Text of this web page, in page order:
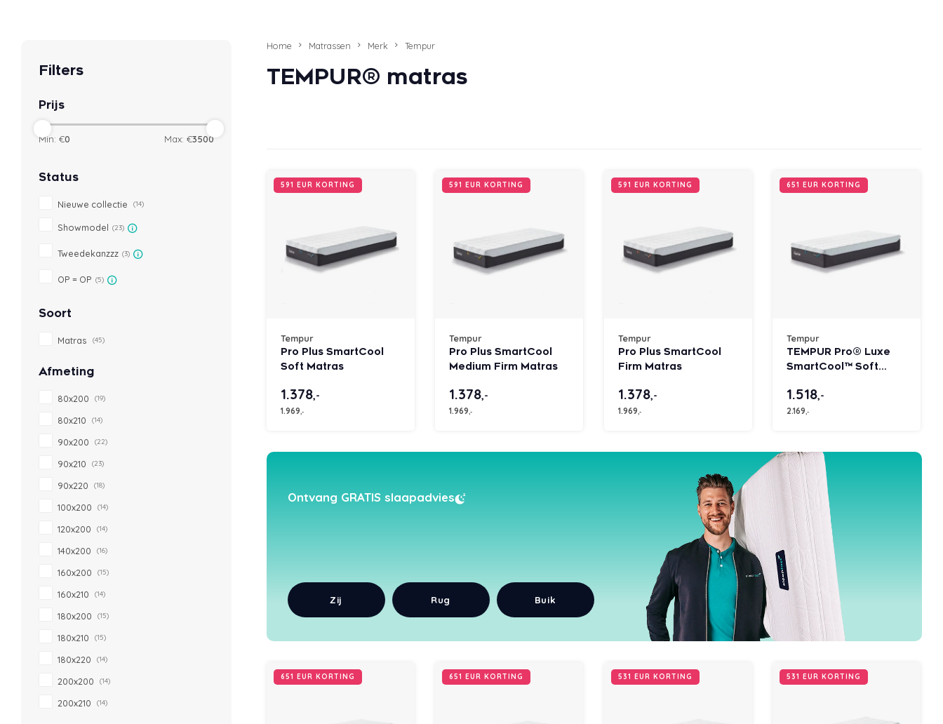
Filters
Prijs
Min: €0 Max: €3500
Status
Nieuwe collectie (14)
Showmodel (23)
Tweedekanzzz (3)
OP = OP (5)
Soort
Matras (45)
Afmeting
80x200 (19)
80x210 (14)
90x200 (22)
90x210 (23)
90x220 (18)
100x200 (14)
120x200 (14)
140x200 (16)
160x200 (15)
160x210 (14)
180x200 (15)
180x210 (15)
180x220 (14)
200x200 (14)
200x210 (14)
Home Matrassen Merk Tempur
TEMPUR® matras
591 EUR KORTING
Tempur
Pro Plus SmartCool
Soft Matras
1.378,-
1.969 ,-
591 EUR KORTING
Tempur
Pro Plus SmartCool
Medium Firm Matras
1.378,-
1.969 ,-
591 EUR KORTING
Tempur
Pro Plus SmartCool
Firm Matras
1.378,-
1.969 ,-
651 EUR KORTING
Tempur
TEMPUR Pro® Luxe
SmartCool™ Soft
1.518,-
2.169 ,-
Ontvang GRATIS slaapadvies
Zij Rug Buik
651 EUR KORTING 651 EUR KORTING 531 EUR KORTING 531 EUR KORTING